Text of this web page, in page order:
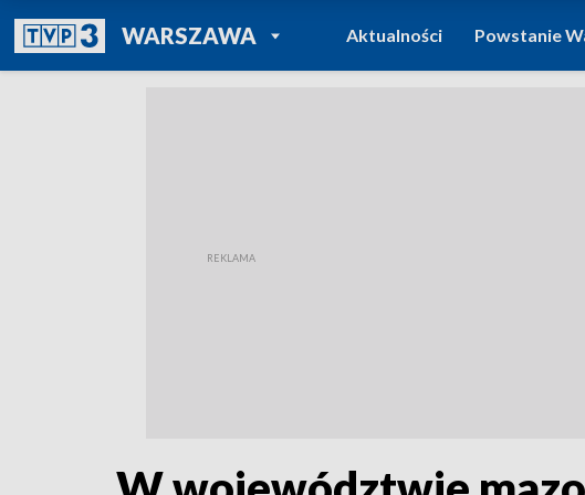
WARSZAWAPOWRÓT DO
TVP REGIONY
Aktualności Powstanie